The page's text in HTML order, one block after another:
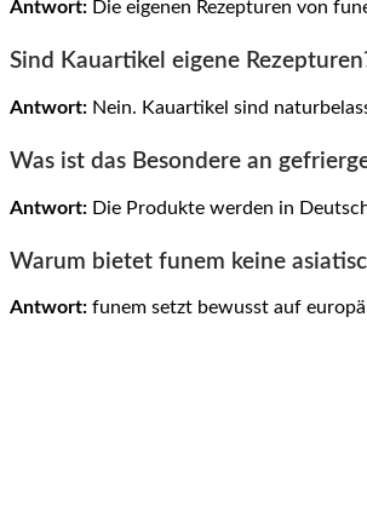
Antwort: Die eigenen Rezepturen von
Sind Kauartikel eigene
Antwort: Nein. Kauartikel sind
Was ist das Besondere an
Antwort: Die Produkte werden in
Warum bietet funem keine
Antwort: funem setzt bewusst auf